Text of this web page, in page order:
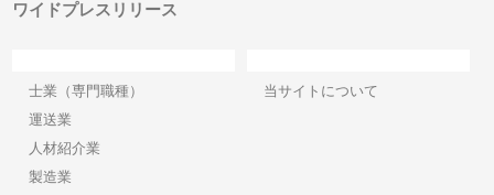
ワイドプレスリリース
士業（専門職種）
運送業
人材紹介業
製造業
当サイトについて